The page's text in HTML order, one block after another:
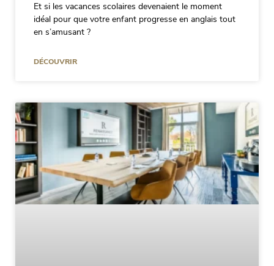
Et si les vacances scolaires devenaient le moment
idéal pour que votre enfant progresse en anglais tout
en s’amusant ?
DÉCOUVRIR